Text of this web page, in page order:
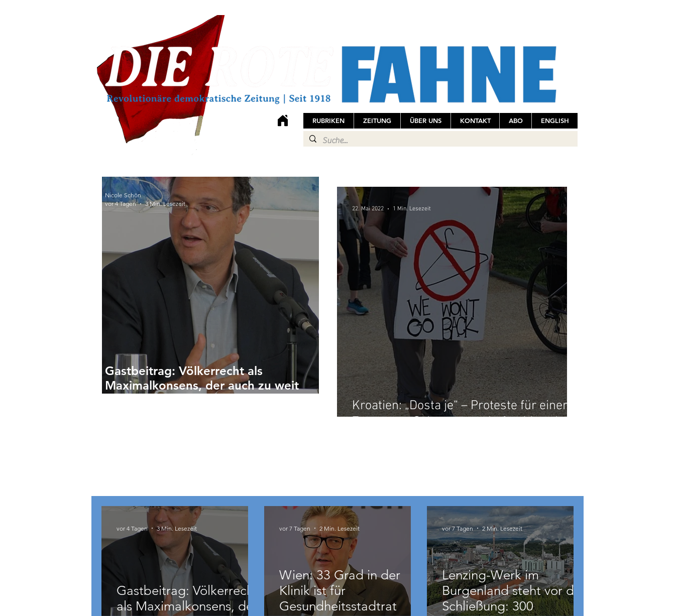
RUBRIKEN ZEITUNG ÜBER UNS KONTAKT ABO ENGLISH
Gastbeitrag: Völkerrecht als
Maximalkonsens, der auch zu weit
Nicole Schön
vor 4 Tagen
3 Min. Lesezeit
Kroatien: „Dosta je“ – Proteste für einen
Zugang zu Schwangerschaftsabbruch
22. Mai 2022 1 Min. Lesezeit
Gastbeitrag: Völkerrecht
als Maximalkonsens, der
vor 4 Tagen 3 Min. Lesezeit
Wien: 33 Grad in der
Klinik ist für
Gesundheitsstadtrat
vor 7 Tagen 2 Min. Lesezeit
Lenzing-Werk im
Burgenland steht vor der
Schließung: 300
vor 7 Tagen 2 Min. Lesezeit